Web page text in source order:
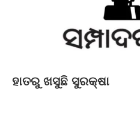
ହାତରୁ ଖସୁଛି ସୁରକ୍ଷା